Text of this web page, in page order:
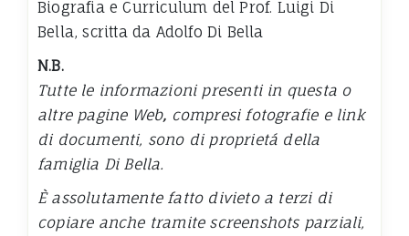
Biografia e Curriculum del Prof. Luigi Di
Bella, scritta da Adolfo Di Bella
N.B.
Tutte le informazioni presenti in questa o
altre pagine Web, compresi fotografie e link
di documenti, sono di proprietá della
famiglia Di Bella.
È assolutamente fatto divieto a terzi di
copiare anche tramite screenshots parziali,